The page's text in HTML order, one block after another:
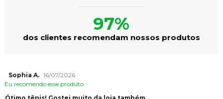
97%
dos clientes recomendam nossos produtos
Sophia A. 16/07/2026
Eu recomendo esse produto.